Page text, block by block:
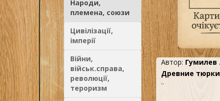
Народи,
племена, союзи
Цивілізації,
імперії
Війни,
військ.справа,
революції,
тероризм
Автор: Гумилев
Древние
..